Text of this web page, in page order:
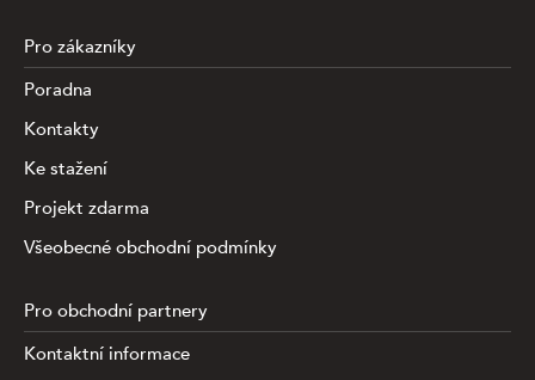
Pro zákazníky
Poradna
Kontakty
Ke stažení
Projekt zdarma
Všeobecné obchodní podmínky
Pro obchodní partnery
Kontaktní informace